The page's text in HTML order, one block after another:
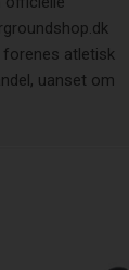
atletisk
uanset om